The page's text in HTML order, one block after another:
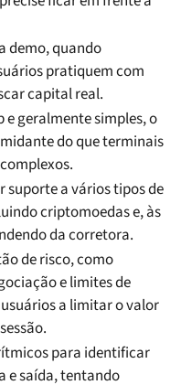
demo, quando
pratiquem com
capital real.
e geralmente simples, o
do que terminais
a vários tipos de
criptomoedas e, às
da corretora.
de risco, como
e limites de
a limitar o valor
para identificar
e saída, tentando